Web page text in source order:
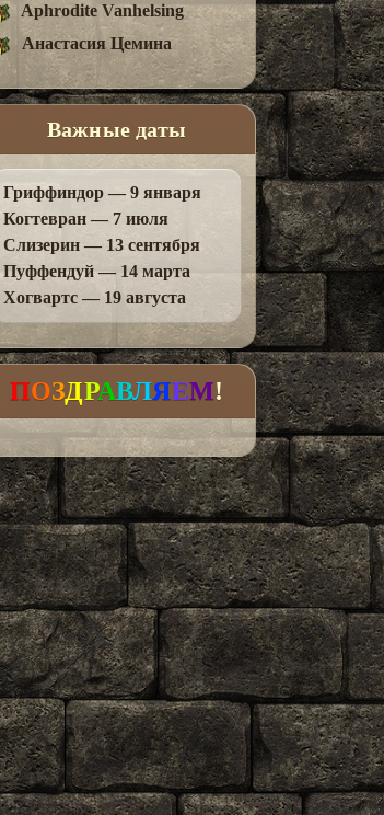
Aphrodite Vanhelsing
Анастасия Цемина
Важные даты
Гриффиндор — 9 января
Когтевран — 7 июля
Слизерин — 13 сентября
Пуффендуй — 14 марта
Хогвартс — 19 августа
ПОЗДРАВЛЯЕМ!